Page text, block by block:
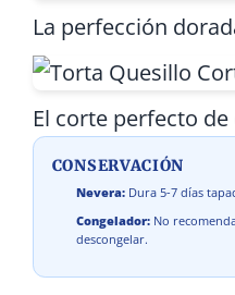
La perfección
El corte perfecto de
CONSERVACIÓN
Nevera: Dura 5-7 días
Congelador: No
descongelar.